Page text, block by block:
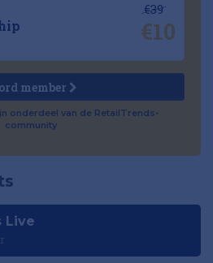
€39
€10
member
onderdeel van de RetailTrends-
community
Live